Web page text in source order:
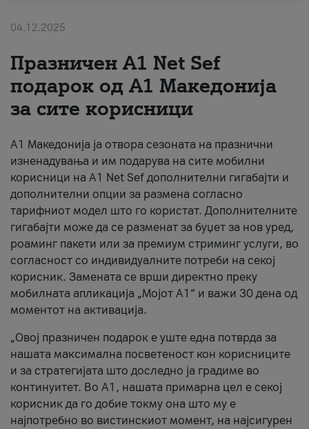
Надополни кредит
За нас
#ПодобарОнлајн
04.12.2025
Празничен A1 Net Sеf
подарок од А1 Македонија
за сите корисници
А1 Македонија ја отвора сезоната на празнични
изненадувања и им подарува на сите мобилни
корисници на A1 Net Sef дополнителни гигабајти и
дополнителни опции за размена согласно
тарифниот модел што го користат. Дополнителните
гигабајти може да се разменат за буџет за нов уред,
роаминг пакети или за премиум стриминг услуги, во
согласност со индивидуалните потреби на секој
корисник. Замената се врши директно преку
мобилната апликација „Мојот А1“ и важи 30 дена од
моментот на активација.
„Овој празничен подарок е уште една потврда за
нашата максимална посветеност кон корисниците
и за стратегијата што доследно ја градиме во
континуитет. Во А1, нашата примарна цел е секој
корисник да го добие токму она што му е
најпотребно во вистинскиот момент, на најсигурен